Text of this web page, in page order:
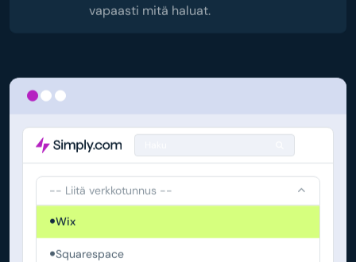
vapaasti mitä haluat.
-- Liitä verkkotunnus --
Wix
Squarespace